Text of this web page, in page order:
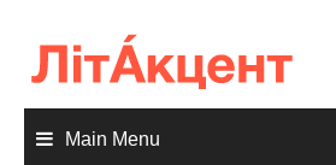
content
Main Menu